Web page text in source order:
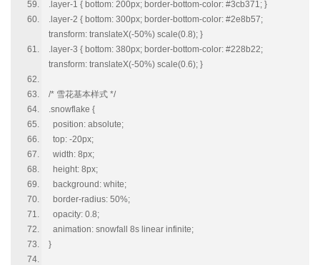
.layer-1 { bottom: 200px; border-bottom-color: #3cb371; }
.layer-2 { bottom: 300px; border-bottom-color: #2e8b57;
transform: translateX(-50%) scale(0.8); }
.layer-3 { bottom: 380px; border-bottom-color: #228b22;
transform: translateX(-50%) scale(0.6); }
/* 雪花基本样式 */
.snowflake {
position: absolute;
top: -20px;
width: 8px;
height: 8px;
background: white;
border-radius: 50%;
opacity: 0.8;
animation: snowfall 8s linear infinite;
}